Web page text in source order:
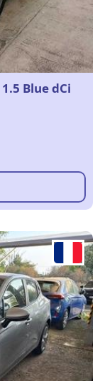
Blue dCi